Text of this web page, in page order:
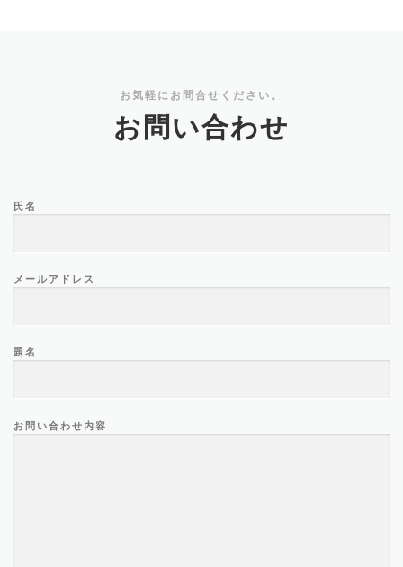
お気軽にお問合せください。
お問い合わせ
氏名
メールアドレス
題名
お問い合わせ内容